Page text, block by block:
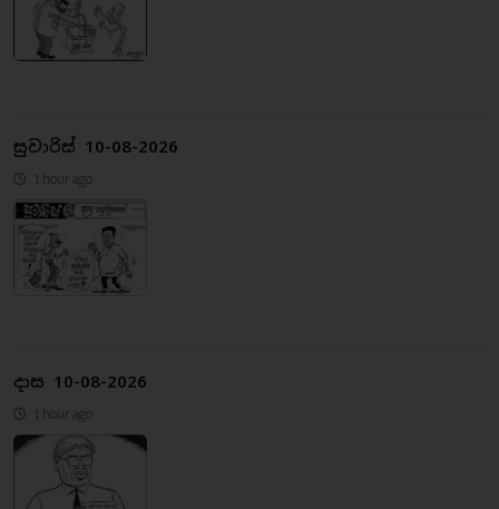
සුවාරිස් 10-08-2026
1 hour ago
දාස 10-08-2026
1 hour ago